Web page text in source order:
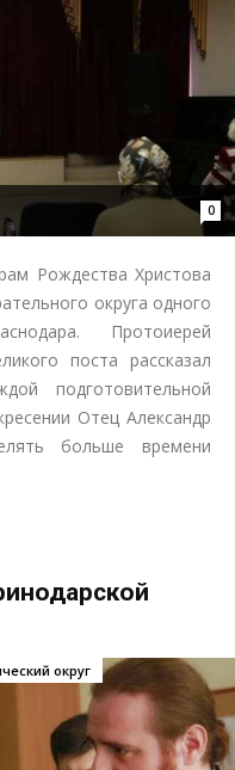
0
Рождества Христова
округа одного
Протоиерей
поста рассказал
подготовительной
Отец Александр
больше времени
округ